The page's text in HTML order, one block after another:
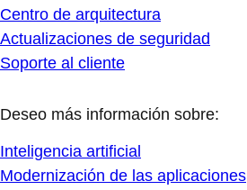
Centro de arquitectura
Actualizaciones de seguridad
Soporte al cliente
Deseo más información sobre:
Inteligencia artificial
Modernización de las aplicaciones